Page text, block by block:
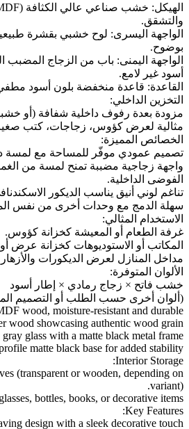
والتشقق.
الواجهة اليسرى: لوح خشبي بقشرة
بوضوح.
الواجهة اليمنى: باب من الزجاج المضبب
أسود غير لامع.
القاعدة: قاعدة منخفضة بلون أسود
التخزين الداخلي:
مزودة بعدة رفوف داخلية شفافة (أو
مثالية لعرض كؤوس، زجاجات، كتب
الخصائص المميزة:
تصميم عمودي موفّر للمساحة مع لمسة
واجهة زجاجية مضببة تمنح لمسة من
الفوضى الداخلية.
تناغم لوني أنيق يناسب الديكور
سهلة الدمج مع وحدات أخرى من نفس
الاستخدام المثالي:
غرفة الطعام أو المعيشة كخزانة كؤوس.
المكاتب أو الاستوديوهات كخزانة عرض
مداخل المنازل لعرض الديكورات والأزهار
الألوان المتوفرة:
خشب فاتح × زجاج رمادي × إطار أسود
(ألوان أخرى حسب الطلب أو التصميم
wood, moisture-resistant and durable.
wood showcasing authentic wood grain.
glass with a matte black metal frame.
matte black base for added stability.
Interior Storage:
(transparent or wooden, depending on
variant).
bottles, books, or decorative items.
Key Features:
design with a sleek decorative touch.